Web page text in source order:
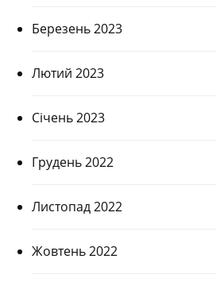
Березень 2023
Лютий 2023
Січень 2023
Грудень 2022
Листопад 2022
Жовтень 2022